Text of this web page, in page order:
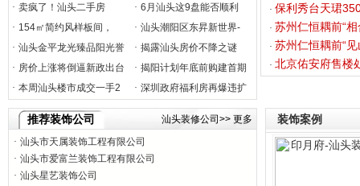
卖疯了！汕头二手房
6月汕头这9盘能否顺利
154㎡简约风样板间，
汕头潮阳区东昇新世界-
汕头金平龙光臻品阳光誉
揭露汕头房价不降之谜
房价上涨将倒逼新政出台
揭阳计划年底前购建首期
本周汕头楼市成交一手2
深圳政府福利房再爆违扩
保利秀台天珺
苏州仁恒耦前“
苏州仁恒耦前“
北京佑安府售楼
推荐装饰公司 汕头装修公司>> 更多
汕头市天属装饰工程有限公司
汕头市爱富兰装饰工程有限公司
汕头星艺装饰公司
汕头市大斑马环境设计有限公司
揭阳艺通装饰工程有限公司
潮州市雅园装饰设计有限公司
汕头市宇丰环境设计有限公司
汕头市天属装饰工程有限公司
汕头市爱富兰装饰工程有限公司
汕头星艺装饰公司
装饰案例